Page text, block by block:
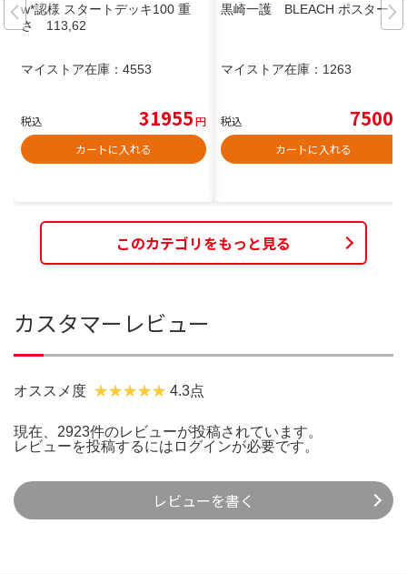
w*認様 スタートデッキ100 重
さ 113,62
マイストア在庫： 4553
税込 31955円
カートに入れる
黒崎一護 BLEACH ポスター
マイストア在庫： 1263
税込 7500
カートに入れる
このカテゴリをもっと見る
カスタマーレビュー
オススメ度 4.3点
現在、2923件のレビューが投稿されています。
レビューを投稿するには ログインが必要です。
レビューを書く